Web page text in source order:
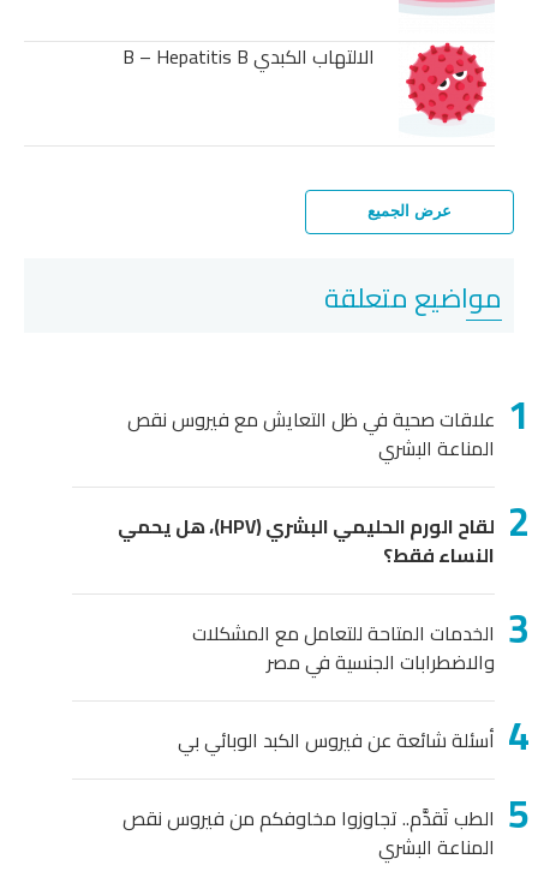
الالتهاب الكبدي B – Hepatitis B
عرض الجميع
مواضيع متعلقة
علاقات صحية في ظل التعايش مع فيروس نقص
المناعة البشري
لقاح الورم الحليمي البشري (HPV)، هل يحمي
النساء فقط؟
الخدمات المتاحة للتعامل مع المشكلات
والاضطرابات الجنسية في مصر
أسئلة شائعة عن فيروس الكبد الوبائي بي
الطب تَقدَّم.. تجاوزوا مخاوفكم من فيروس نقص
المناعة البشري